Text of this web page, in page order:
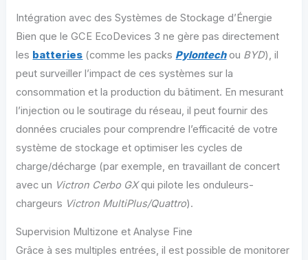
Intégration avec des Systèmes de Stockage d’Énergie
Bien que le GCE EcoDevices 3 ne gère pas directement
les batteries (comme les packs Pylontechou BYD), il
peut surveiller l’impact de ces systèmes sur la
consommation et la production du bâtiment. En mesurant
l’injection ou le soutirage du réseau, il peut fournir des
données cruciales pour comprendre l’efficacité de votre
système de stockage et optimiser les cycles de
charge/décharge (par exemple, en travaillant de concert
avec un Victron Cerbo GXqui pilote les onduleurs-
chargeurs Victron MultiPlus/Quattro).
Supervision Multizone et Analyse Fine
Grâce à ses multiples entrées, il est possible de monitorer